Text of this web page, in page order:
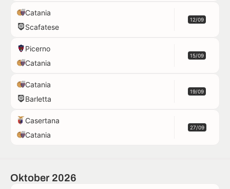
Catania
Scafatese
12/09
Picerno
Catania
15/09
Catania
Barletta
19/09
Casertana
Catania
27/09
Oktober 2026